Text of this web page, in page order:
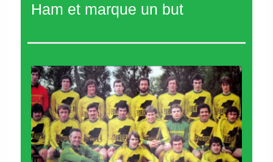
Ham et marque un but